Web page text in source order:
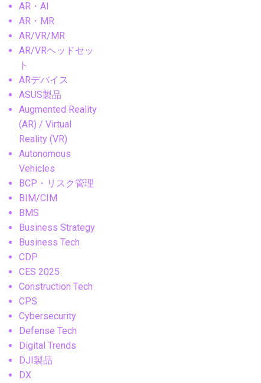
AR・AI
AR・MR
AR/VR/MR
AR/VRヘッドセッ
ト
ARデバイス
ASUS製品
Augmented Reality
(AR) / Virtual
Reality (VR)
Autonomous
Vehicles
BCP・リスク管理
BIM/CIM
BMS
Business Strategy
Business Tech
CDP
CES 2025
Construction Tech
CPS
Cybersecurity
Defense Tech
Digital Trends
DJI製品
DX